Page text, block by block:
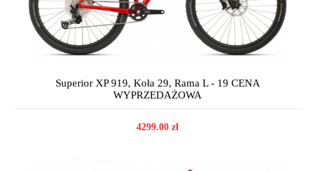
Superior XP 919, Koła 29, Rama L - 19 CENA
WYPRZEDAŻOWA
4299.00 zł